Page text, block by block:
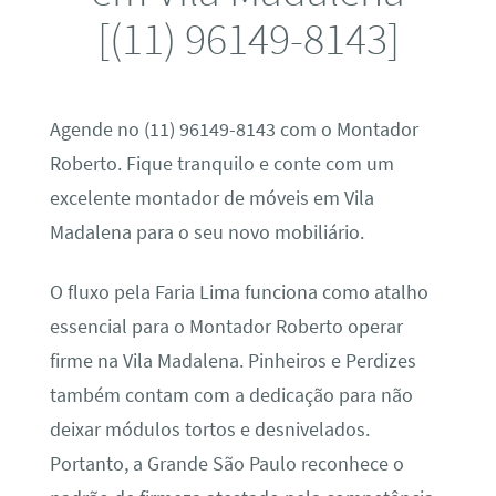
[(11) 96149-8143]
Agende no (11) 96149-8143 com o Montador
Roberto. Fique tranquilo e conte com um
excelente montador de móveis em Vila
Madalena para o seu novo mobiliário.
O fluxo pela Faria Lima funciona como atalho
essencial para o Montador Roberto operar
firme na Vila Madalena. Pinheiros e Perdizes
também contam com a dedicação para não
deixar módulos tortos e desnivelados.
Portanto, a Grande São Paulo reconhece o